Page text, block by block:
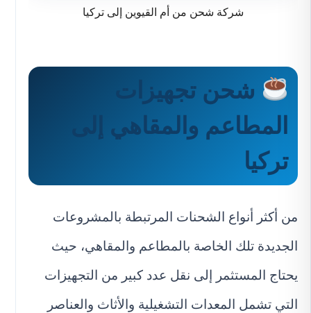
شركة شحن من أم القيوين إلى تركيا
شحن تجهيزات
المطاعم والمقاهي إلى
تركيا
من أكثر أنواع الشحنات المرتبطة بالمشروعات
الجديدة تلك الخاصة بالمطاعم والمقاهي، حيث
يحتاج المستثمر إلى نقل عدد كبير من التجهيزات
التي تشمل المعدات التشغيلية والأثاث والعناصر